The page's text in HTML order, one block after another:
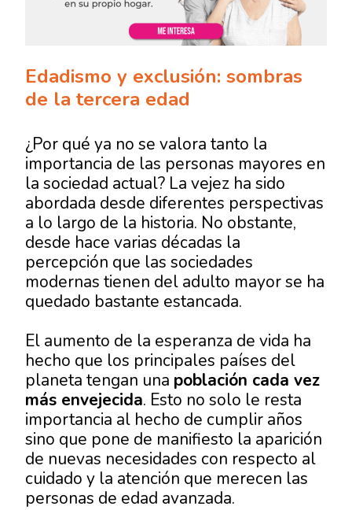
Edadismo y exclusión: sombras
de la tercera edad
¿Por qué ya no se valora tanto la
importancia de las personas mayores en
la sociedad actual? La vejez ha sido
abordada desde diferentes perspectivas
a lo largo de la historia. No obstante,
desde hace varias décadas la
percepción que las sociedades
modernas tienen del adulto mayor se ha
quedado bastante estancada.
El aumento de la esperanza de vida ha
hecho que los principales países del
planeta tengan una población cada vez
más envejecida. Esto no solo le resta
importancia al hecho de cumplir años
sino que pone de manifiesto la aparición
de nuevas necesidades con respecto al
cuidado y la atención que merecen las
personas de edad avanzada.